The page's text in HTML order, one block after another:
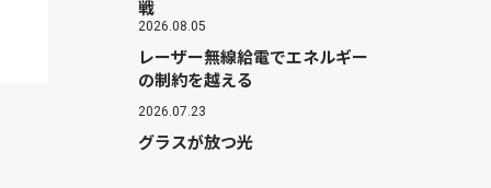
戦
2026.08.05
レーザー無線給電でエネルギー
の制約を越える
2026.07.23
グラスが放つ光